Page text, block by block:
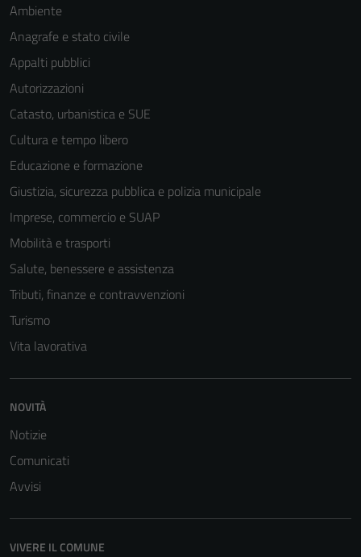
Ambiente
Anagrafe e stato civile
Appalti pubblici
Autorizzazioni
Catasto, urbanistica e SUE
Cultura e tempo libero
Educazione e formazione
Giustizia, sicurezza pubblica e polizia municipale
Imprese, commercio e SUAP
Mobilità e trasporti
Salute, benessere e assistenza
Tributi, finanze e contravvenzioni
Turismo
Vita lavorativa
NOVITÀ
Notizie
Comunicati
Avvisi
VIVERE IL COMUNE